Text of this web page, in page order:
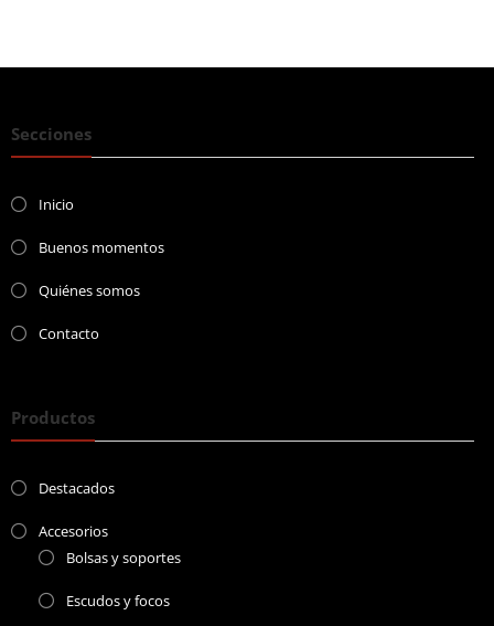
Secciones
Inicio
Buenos momentos
Quiénes somos
Contacto
Productos
Destacados
Accesorios
Bolsas y soportes
Escudos y focos